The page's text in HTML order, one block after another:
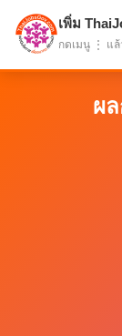
แบ่งปันโอก
ผ
เพิ่ม
กดเมนู ⋮ แล้